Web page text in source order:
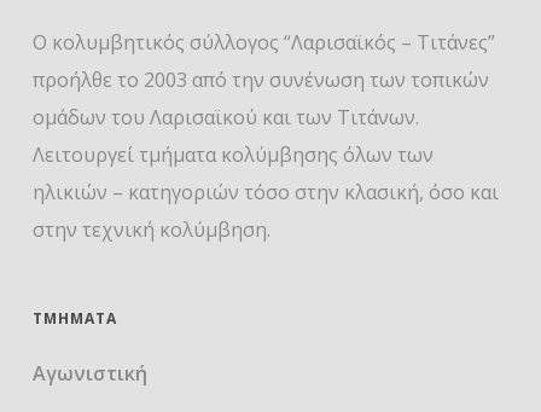
Ο κολυμβητικός σύλλογος “Λαρισαϊκός – Τιτάνες”
προήλθε το 2003 από την συνένωση των τοπικών
ομάδων του Λαρισαϊκού και των Τιτάνων.
Λειτουργεί τμήματα κολύμβησης όλων των
ηλικιών – κατηγοριών τόσο στην κλασική, όσο και
στην τεχνική κολύμβηση.
ΤΜΉΜΑΤΑ
Αγωνιστική